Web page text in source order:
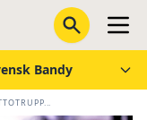
Bandy